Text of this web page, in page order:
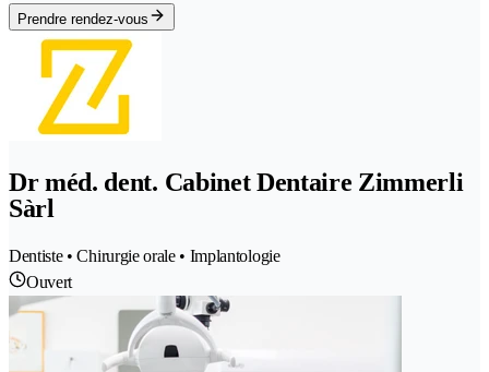
Prendre rendez-vous
Dr méd. dent. Cabinet Dentaire Zimmerli
Sàrl
Dentiste • Chirurgie orale • Implantologie
Ouvert